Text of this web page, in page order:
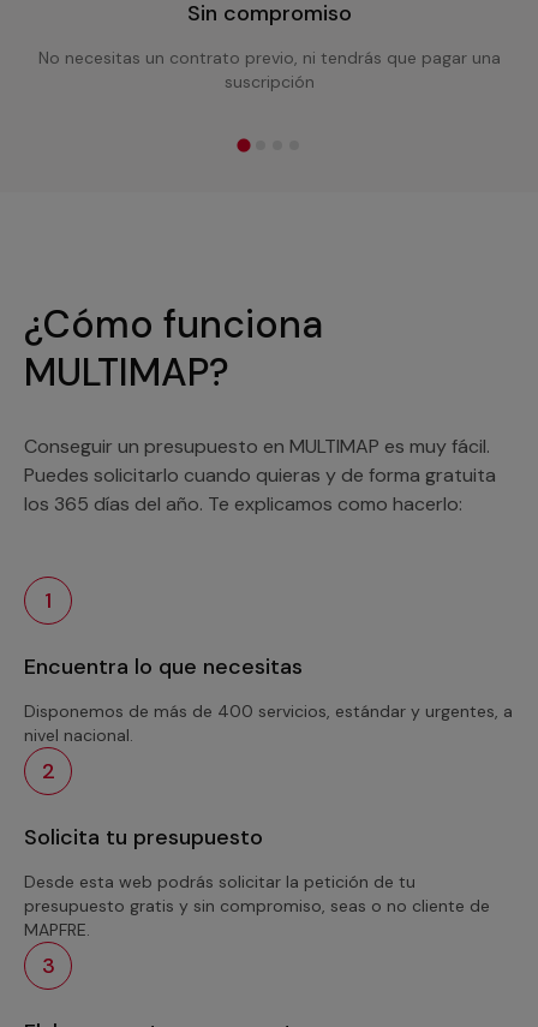
Sin compromiso
No necesitas un contrato previo, ni tendrás que pagar una
suscripción
¿Cómo funciona
MULTIMAP?
Conseguir un presupuesto en MULTIMAP es muy fácil.
Puedes solicitarlo cuando quieras y de forma gratuita
los 365 días del año. Te explicamos como hacerlo:
1
Encuentra lo que necesitas
Disponemos de más de 400 servicios, estándar y urgentes, a
nivel nacional.
2
Solicita tu presupuesto
Desde esta web podrás solicitar la petición de tu
presupuesto gratis y sin compromiso, seas o no cliente de
MAPFRE.
3